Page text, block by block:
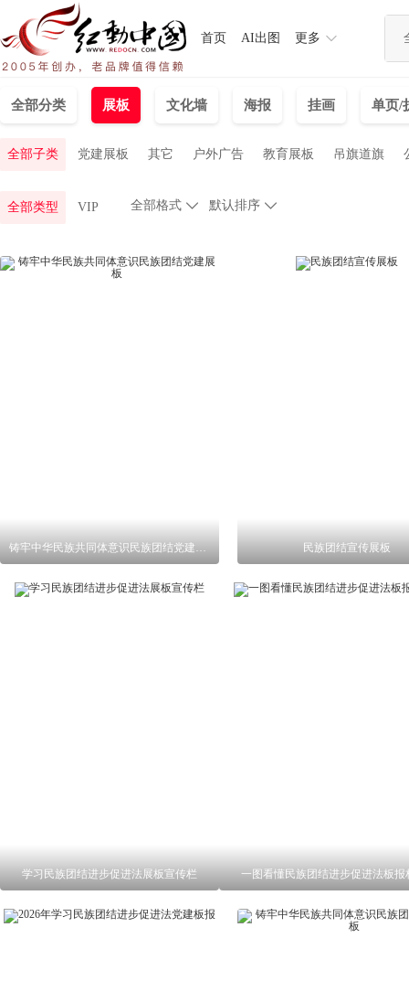
首页 AI出图 更多
全部分类 展板 文化墙 海报 挂画 单页/
全部子类 党建展板 其它 户外广告 教育展板 吊旗道旗
全部类型 VIP 
全部格式 默认排序 
铸牢中华民族共同体意识民族团结党建展板 民族团结宣传展板
学习民族团结进步促进法展板宣传栏 一图看懂民族团结进步促进法板报